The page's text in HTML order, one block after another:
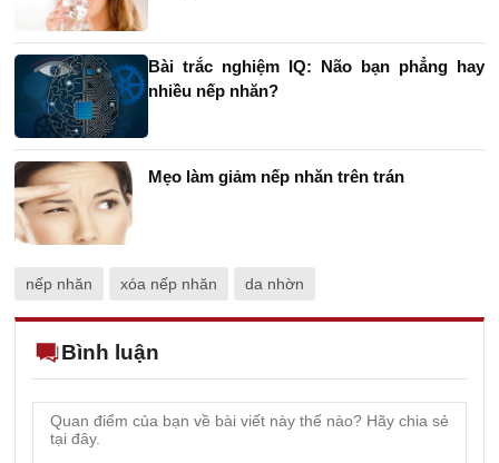
Bài trắc nghiệm IQ: Não bạn phẳng hay
nhiều nếp nhăn?
Mẹo làm giảm nếp nhăn trên trán
nếp nhăn xóa nếp nhăn da nhờn
Bình luận